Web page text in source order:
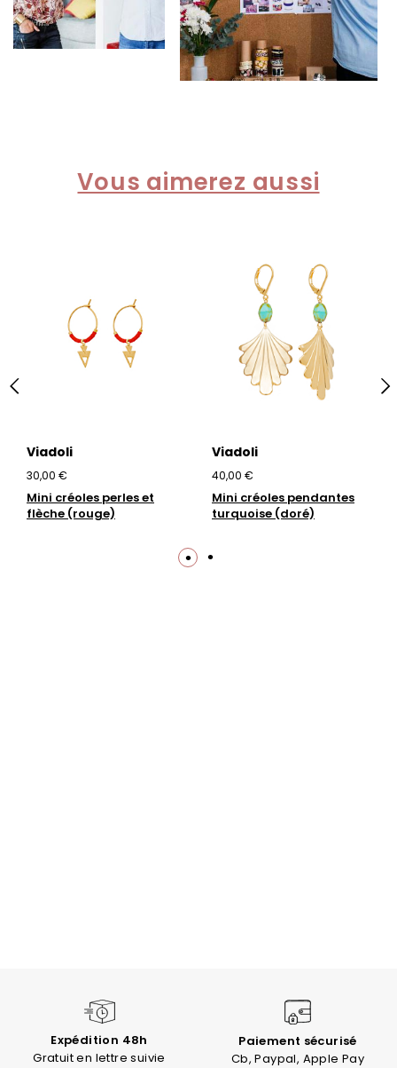
Vous aimerez aussi
Viadoli
30,00 €
Mini créoles perles et
flèche (rouge)
Viadoli
40,00 €
Mini créoles pendantes
turquoise (doré)
Expédition 48h
Gratuit en lettre suivie
Paiement sécurisé
Cb, Paypal, Apple Pay